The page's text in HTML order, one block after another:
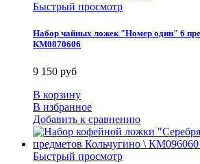
Быстрый просмотр
Набор чайных ложек "Номер один" 6
КМ0870606
9 150 руб
В корзину
В избранное
Добавить к сравнению
Быстрый просмотр